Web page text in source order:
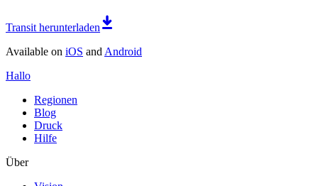
Transit herunterladen
Available on iOS and Android
Hallo
Regionen
Blog
Druck
Hilfe
Über